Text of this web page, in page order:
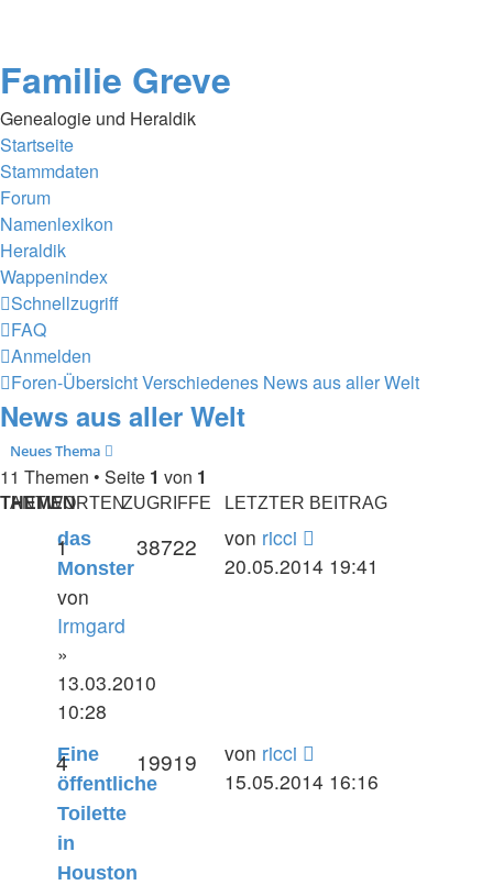
Familie Greve
Genealogie und Heraldik
Startseite
Stammdaten
Forum
Namenlexikon
Heraldik
Wappenindex
Schnellzugriff
FAQ
Anmelden
Foren-ÜbersichtVerschiedenes News aus aller Welt
News aus aller Welt
Neues Thema
11 Themen • Seite 1 von 1
THEMEN
ANTWORTENZUGRIFFE LETZTER BEITRAG
das
Monster
von
Irmgard
»
13.03.2010
10:28
1 38722 von ricci
20.05.2014 19:41
Eine
öffentliche
Toilette
in
Houston
4 19919 von ricci
15.05.2014 16:16